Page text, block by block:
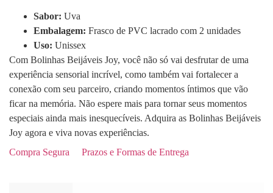
Sabor: Uva
Embalagem: Frasco de PVC lacrado com 2 unidades
Uso: Unissex
Com Bolinhas Beijáveis Joy, você não só vai desfrutar de uma
experiência sensorial incrível, como também vai fortalecer a
conexão com seu parceiro, criando momentos íntimos que vão
ficar na memória. Não espere mais para tornar seus momentos
especiais ainda mais inesquecíveis. Adquira as Bolinhas Beijáveis
Joy agora e viva novas experiências.
Compra Segura
Prazos e Formas de Entrega